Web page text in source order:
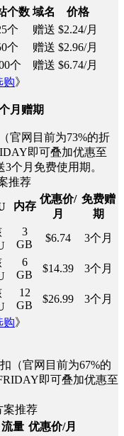
个数 域名
价格
个 赠送 $2.24/月
个 赠送 $2.96/月
个 赠送 $6.74/月
购》
月赠期
官网目前为73%的折
即可叠加优惠至
个月免费使用期。
推荐
内存
优惠价/
月
免费赠
期
3
GB
$6.74
3个月
6
GB
$14.39
3个月
12
GB
$26.99
3个月
购》
（官网目前为67%的
即可叠加优惠至
案推荐
流量 优惠价/月